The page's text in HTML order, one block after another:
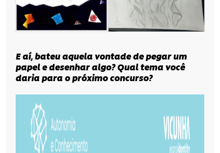
E aí, bateu aquela vontade de pegar um
papel e desenhar algo? Qual tema você
daria para o próximo concurso?